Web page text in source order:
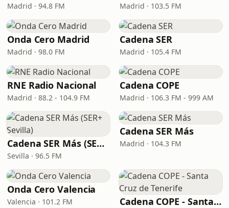
Madrid · 94.8 FM Madrid · 103.5 FM
Onda Cero Madrid
Madrid · 98.0 FM
Cadena SER
Madrid · 105.4 FM
RNE Radio Nacional
Madrid · 88.2 - 104.9 FM
Cadena COPE
Madrid · 106.3 FM - 999 AM
Cadena SER Más (SER+ Sevilla)
Sevilla · 96.5 FM
Cadena SER Más
Madrid · 104.3 FM
Onda Cero Valencia
Valencia · 101.2 FM Cadena COPE - Santa Cruz de Tenerife